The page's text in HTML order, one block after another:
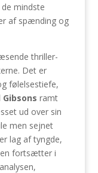
mindste
af spænding og
thriller-
Det er
følelsestiefe,
Gibsons ramt
ud over sin
men sejnet
lag af tyngde,
fortsætter i